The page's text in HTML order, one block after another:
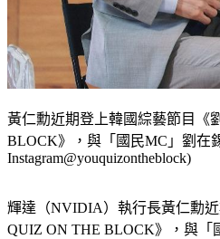
黃仁勳近期登上韓國綜藝節目《
BLOCK》，與「國民MC」劉在
Instagram@youquizontheblock)
輝達（NVIDIA）執行長黃仁勳
QUIZ ON THE BLOCK》，與「